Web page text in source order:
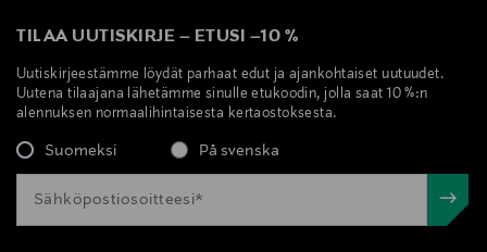
TILAA UUTISKIRJE – ETUSI –10 %
Uutiskirjeestämme löydät parhaat edut ja ajankohtaiset uutuudet.
Uutena tilaajana lähetämme sinulle etukoodin, jolla saat 10 %:n
alennuksen normaalihintaisesta kertaostoksesta.
Suomeksi På svenska